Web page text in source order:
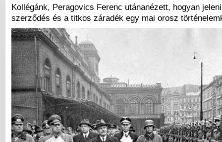
Kollégánk, Peragovics Ferenc utánanézett, hogyan
szerződés és a titkos záradék egy mai orosz